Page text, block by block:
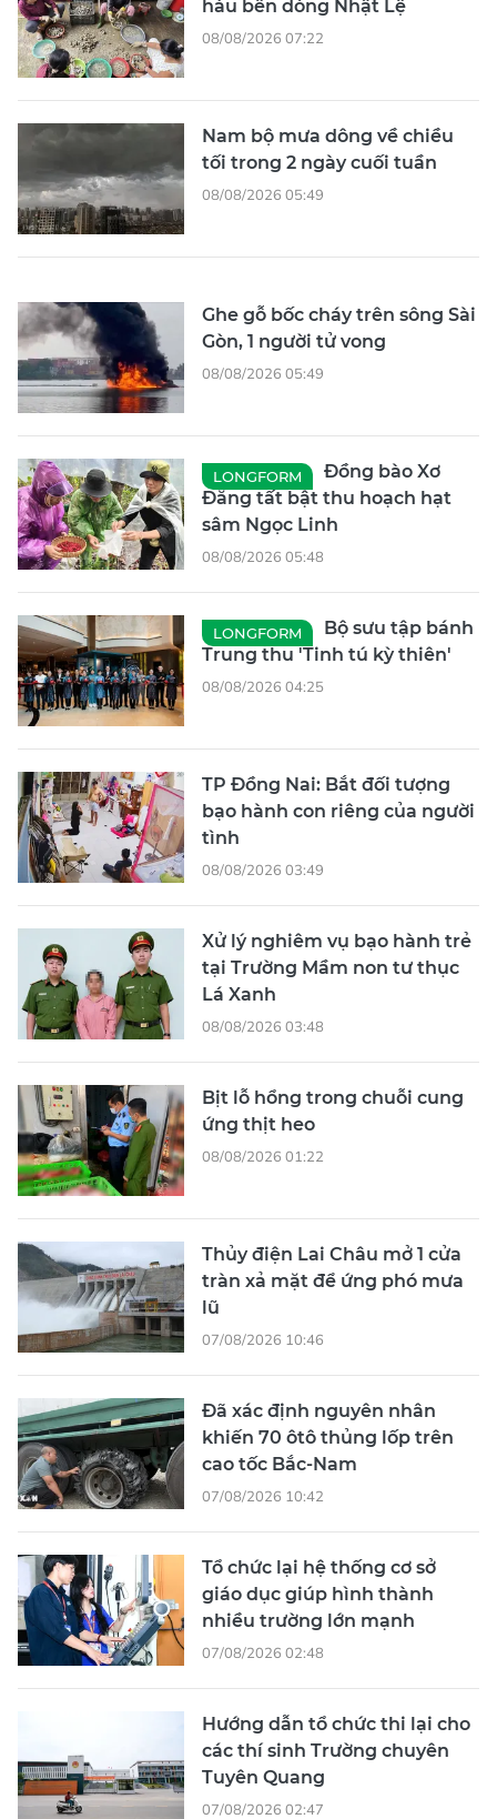
hàu bên dòng Nhật Lệ
08/08/2026 07:22
Nam bộ mưa dông về chiều
tối trong 2 ngày cuối tuần
08/08/2026 05:49
Ghe gỗ bốc cháy trên sông Sài
Gòn, 1 người tử vong
08/08/2026 05:49
LONGFORM
Đồng bào Xơ
Đăng tất bật thu hoạch hạt
sâm Ngọc Linh
08/08/2026 05:48
LONGFORM
Bộ sưu tập bánh
Trung thu 'Tinh tú kỳ thiên'
08/08/2026 04:25
TP Đồng Nai: Bắt đối tượng
bạo hành con riêng của người
tình
08/08/2026 03:49
Xử lý nghiêm vụ bạo hành trẻ
tại Trường Mầm non tư thục
Lá Xanh
08/08/2026 03:48
Bịt lỗ hổng trong chuỗi cung
ứng thịt heo
08/08/2026 01:22
Thủy điện Lai Châu mở 1 cửa
tràn xả mặt để ứng phó mưa
lũ
07/08/2026 10:46
Đã xác định nguyên nhân
khiến 70 ôtô thủng lốp trên
cao tốc Bắc-Nam
07/08/2026 10:42
Tổ chức lại hệ thống cơ sở
giáo dục giúp hình thành
nhiều trường lớn mạnh
07/08/2026 02:48
Hướng dẫn tổ chức thi lại cho
các thí sinh Trường chuyên
Tuyên Quang
07/08/2026 02:47